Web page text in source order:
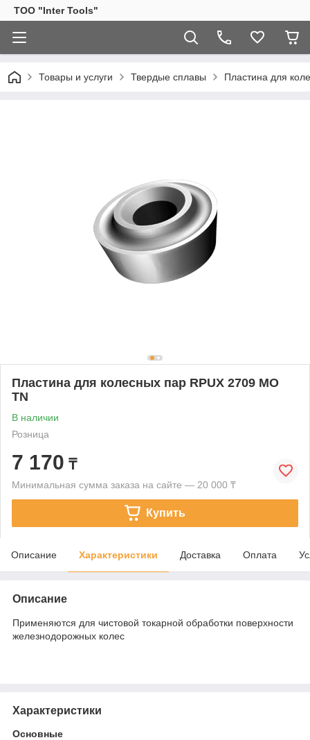
ТОО "Inter Tools"
Товары и услуги Твердые сплавы Пластина для
Пластина для колесных пар RPUX 2709 MO
TN
В наличии
Розница
7 170 ₸
Минимальная сумма заказа на сайте — 20 000 ₸
Купить
Описание Характеристики Доставка Оплата
Описание
Применяются для чистовой токарной обработки поверхности
железнодорожных колес
Характеристики
Основные